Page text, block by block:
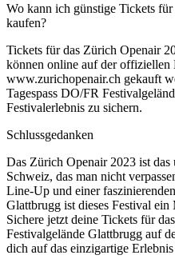
Wo kann ich günstige Tickets
kaufen?
Tickets für das Zürich Openair
können online auf der offiziellen
www.zurichopenair.ch gekauft
Tagespass DO/FR
Festivalerlebnis zu sichern.
Schlussgedanken
Das Zürich Openair 2023 ist
Schweiz, das man nicht
Line-Up und einer
Glattbrugg ist dieses Festival
Sichere jetzt deine Tickets für
Festivalgelände Glattbrugg auf
dich auf das einzigartige